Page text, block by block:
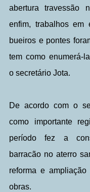
abertura travessão
enfim, trabalhos em
bueiros e pontes
tem como enumerá-
o secretário Jota.
De acordo com o
como importante
período fez a
barracão no aterro
reforma e
obras.